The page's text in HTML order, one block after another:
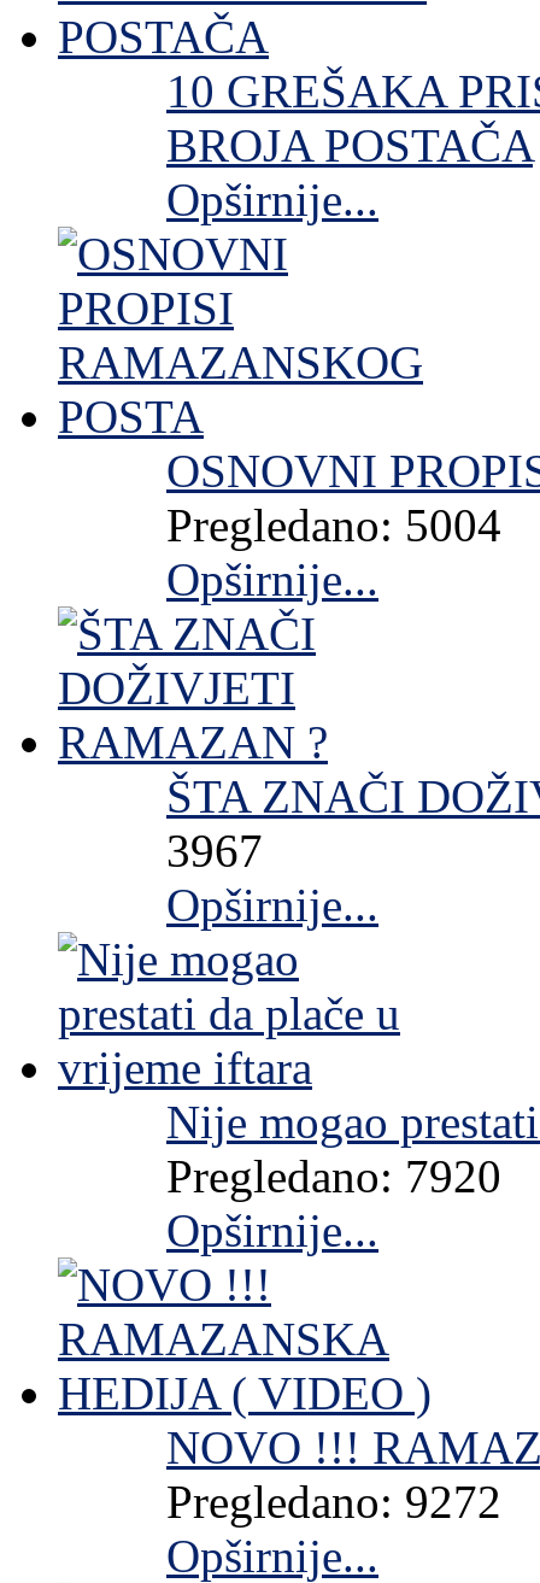
10 GREŠAKA
BROJA POSTAČA
Opširnije...
OSNOVNI
Pregledano: 5004
Opširnije...
ŠTA ZNAČI
3967
Opširnije...
Nije mogao
Pregledano: 7920
Opširnije...
NOVO !!!
Pregledano: 9272
Opširnije...